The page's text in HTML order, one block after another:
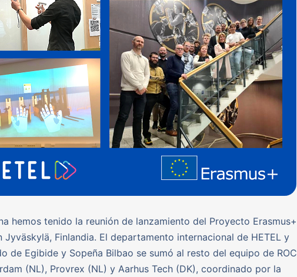
hemos tenido la reunión de lanzamiento del Proyecto Erasmus+
Jyväskylä, Finlandia. El departamento internacional de HETEL y
de Egibide y Sopeña Bilbao se sumó al resto del equipo de ROC
(NL), Provrex (NL) y Aarhus Tech (DK), coordinado por la